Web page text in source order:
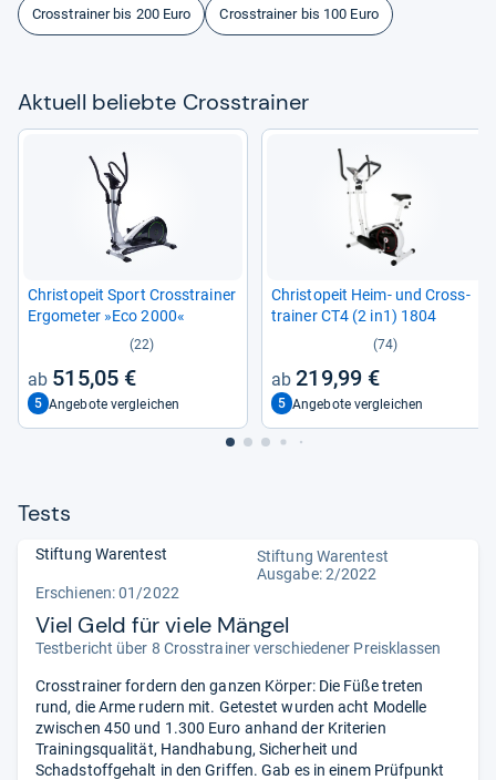
Crosstrainer bis 200 Euro Crosstrainer bis 100 Euro
Aktu­ell beliebte Cross­trai­ner
Christ­o­peit Sport Cross­trai­ner
Ergo­me­ter »Eco 2000«
(22)
515,05 €
5 Angebote vergleichen
Christ­o­peit Heim-​ und Cross­
trai­ner CT4 (2 in1) 1804
(74)
219,99 €
5 Angebote vergleichen
Tests
Stiftung Warentest
Stiftung Warentest
Ausgabe: 2/2022
Erschienen: 01/2022
Viel Geld für viele Mängel
Testbericht über 8 Crosstrainer verschiedener Preisklassen
Crosstrainer fordern den ganzen Körper: Die Füße treten
rund, die Arme rudern mit. Getestet wurden acht Modelle
zwischen 450 und 1.300 Euro anhand der Kriterien
Trainingsqualität, Handhabung, Sicherheit und
Schadstoffgehalt in den Griffen. Gab es in einem Prüfpunkt